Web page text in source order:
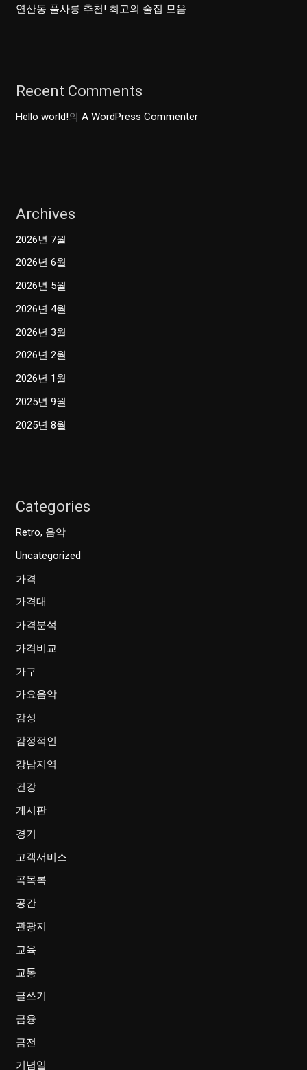
상
적
연산동 풀사롱 추천! 최고의 술집 모음
Recent Comments
Hello world!의A WordPress Commenter
Archives
2026년 7월
2026년 6월
2026년 5월
2026년 4월
2026년 3월
2026년 2월
2026년 1월
2025년 9월
2025년 8월
Categories
Retro, 음악
Uncategorized
가격
가격대
가격분석
가격비교
가구
가요음악
감성
감정적인
강남지역
건강
게시판
경기
고객서비스
곡목록
공간
관광지
교육
교통
글쓰기
금융
금전
기념일